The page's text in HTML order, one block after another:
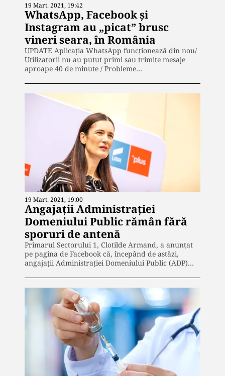
19 Mart. 2021, 19:42
WhatsApp, Facebook și
Instagram au „picat” brusc
vineri seara, în România
UPDATE Aplicația WhatsApp funcționează din nou/
Utilizatorii nu au putut primi sau trimite mesaje
aproape 40 de minute / Probleme…
19 Mart. 2021, 19:00
Angajații Administrației
Domeniului Public rămân fără
sporuri de antenă
Primarul Sectorului 1, Clotilde Armand, a anunțat
pe pagina de Facebook că, începând de astăzi,
angajații Administrației Domeniului Public (ADP)…